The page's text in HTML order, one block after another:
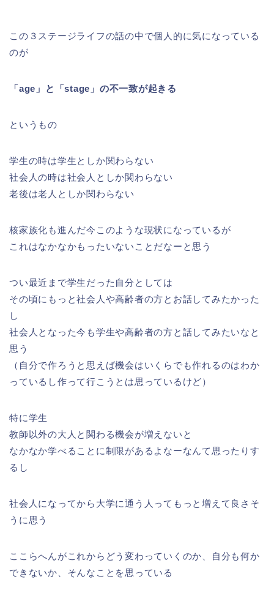
この３ステージライフの話の中で個人的に気になっている
のが
「age」と「stage」の不一致が起きる
というもの
学生の時は学生としか関わらない
社会人の時は社会人としか関わらない
老後は老人としか関わらない
核家族化も進んだ今このような現状になっているが
これはなかなかもったいないことだなーと思う
つい最近まで学生だった自分としては
その頃にもっと社会人や高齢者の方とお話してみたかった
し
社会人となった今も学生や高齢者の方と話してみたいなと
思う
（自分で作ろうと思えば機会はいくらでも作れるのはわか
っているし作って行こうとは思っているけど）
特に学生
教師以外の大人と関わる機会が増えないと
なかなか学べることに制限があるよなーなんて思ったりす
るし
社会人になってから大学に通う人ってもっと増えて良さそ
うに思う
ここらへんがこれからどう変わっていくのか、自分も何か
できないか、そんなことを思っている